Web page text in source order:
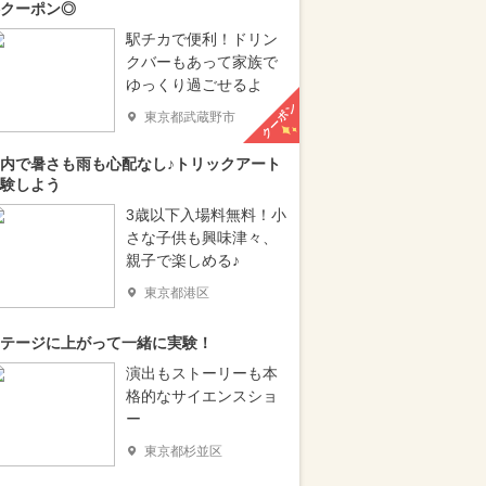
ーポン◎
駅チカで便利！ドリン
クバーもあって家族で
ゆっくり過ごせるよ
東京都武蔵野市 クーポン
で暑さも雨も心配なし♪トリックアート
しよう
3歳以下入場料無料！小
さな子供も興味津々、
親子で楽しめる♪
東京都港区
ージに上がって一緒に実験！
演出もストーリーも本
格的なサイエンスショ
ー
東京都杉並区